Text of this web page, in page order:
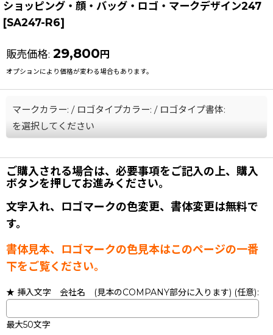
ショッピング・顔・バッグ・ロゴ・マークデザイン247
[SA247-R6]
販売価格: 29,800円
オプションにより価格が変わる場合もあります。
マークカラー: / ロゴタイプカラー: / ロゴタイプ書体:
を選択してください
ご購入される場合は、必要事項をご記入の上、購入
ボタンを押してお進みください。
文字入れ、ロゴマークの色変更、書体変更は無料で
す。
書体見本、ロゴマークの色見本はこのページの一番
下をご覧ください。
★ 挿入文字 会社名 (見本のCOMPANY部分に入ります) (任意):
最大50文字